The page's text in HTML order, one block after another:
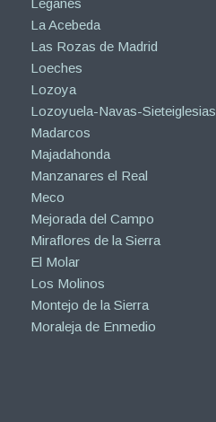
La Acebeda
Las Rozas de Madrid
Loeches
Lozoya
Lozoyuela-Navas-Sieteiglesias
Madarcos
Majadahonda
Manzanares el Real
Meco
Mejorada del Campo
Miraflores de la Sierra
El Molar
Los Molinos
Montejo de la Sierra
Moraleja de Enmedio